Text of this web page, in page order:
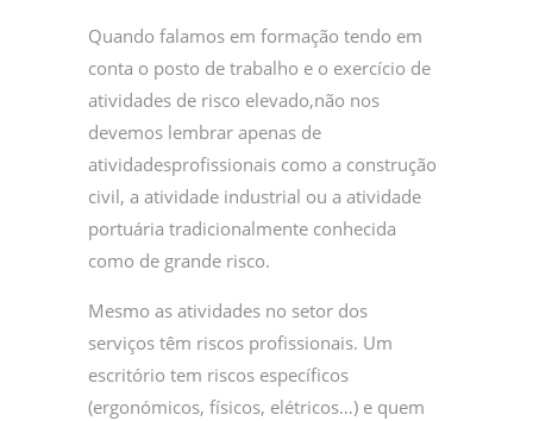
Quando falamos em formação tendo em
conta o posto de trabalho e o exercício de
atividades de risco elevado,não nos
devemos lembrar apenas de
atividadesprofissionais como a construção
civil, a atividade industrial ou a atividade
portuária tradicionalmente conhecida
como de grande risco.
Mesmo as atividades no setor dos
serviços têm riscos profissionais. Um
escritório tem riscos específicos
(ergonómicos, físicos, elétricos…) e quem